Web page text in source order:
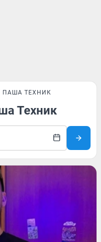
ПАША ТЕХНИК
Техник